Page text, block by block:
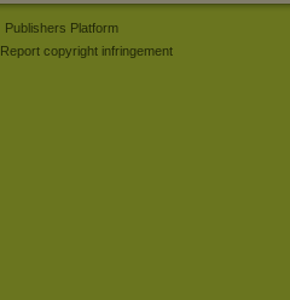
Publishers Platform
Report copyright infringement